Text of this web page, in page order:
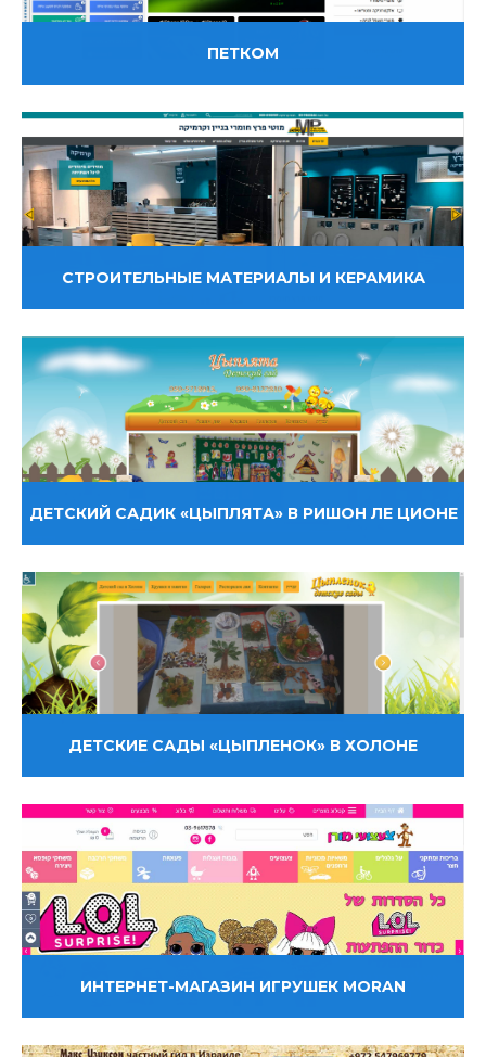
ПЕТКОМ
СТРОИТЕЛЬНЫЕ МАТЕРИАЛЫ И КЕРАМИКА
ДЕТСКИЙ САДИК «ЦЫПЛЯТА» В РИШОН ЛЕ ЦИОНЕ
ДЕТСКИЕ САДЫ «ЦЫПЛЕНОК» В ХОЛОНЕ
ИНТЕРНЕТ-МАГАЗИН ИГРУШЕК MORAN